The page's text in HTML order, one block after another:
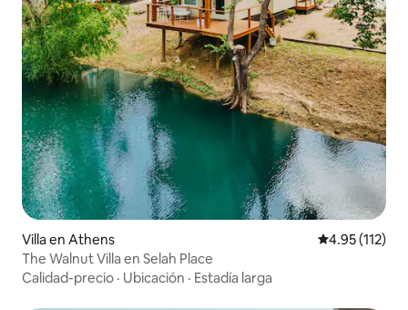
Villa en Athens Calificación
4.95 (112)
The Walnut Villa en Selah Place
Calidad-precio · Ubicación · Estadía larga